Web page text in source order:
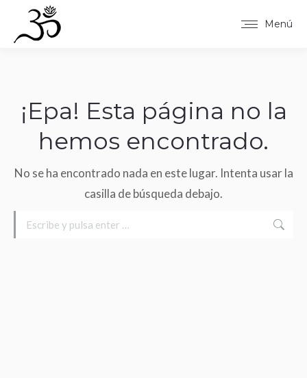
Menú
¡Epa! Esta página no la
hemos encontrado.
No se ha encontrado nada en este lugar. Intenta usar la
casilla de búsqueda debajo.
Buscar: